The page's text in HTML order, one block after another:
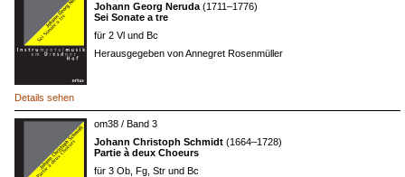
Johann Georg Neruda (1711–1776)
Sei Sonate a tre
für 2 Vl und Bc
Herausgegeben von Annegret Rosenmüller
Details sehen
om38 / Band 3
Johann Christoph Schmidt (1664–1728)
Partie à deux Choeurs
für 3 Ob, Fg, Str und Bc